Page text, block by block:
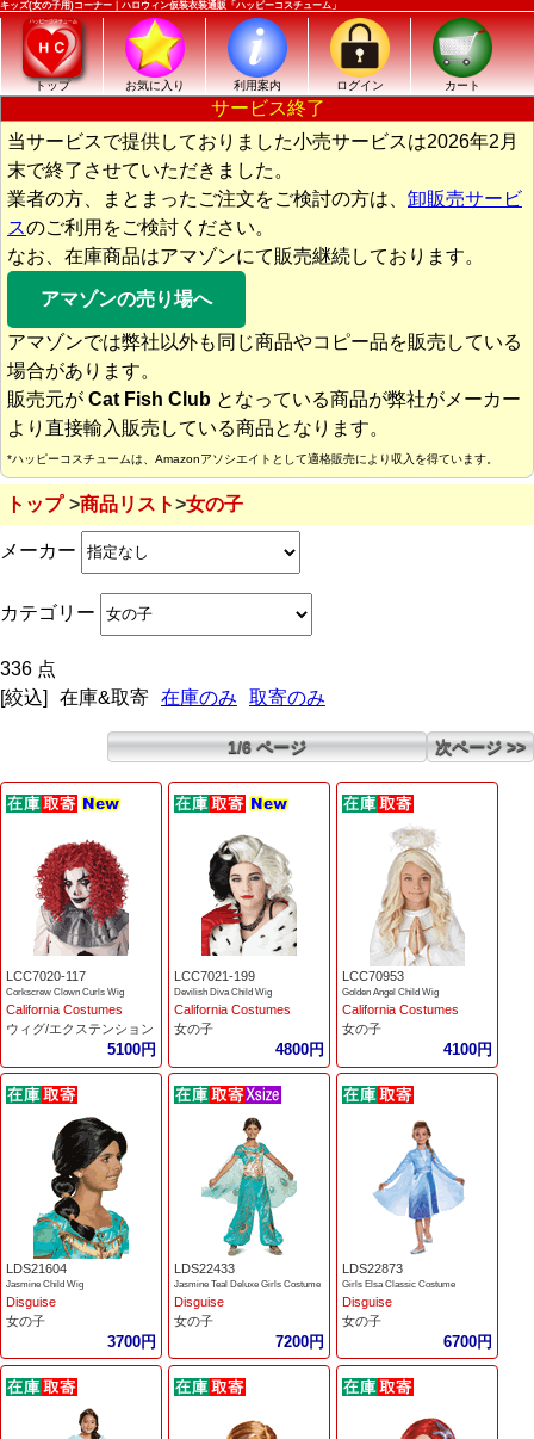
キッズ(女の子用)コーナー｜ハロウィン仮装衣装通販「ハッピーコスチューム」
トップ お気に入り 利用案内 ログイン カート
サービス終了
当サービスで提供しておりました小売サービスは2026年2月
末で終了させていただきました。
業者の方、まとまったご注文をご検討の方は、 卸販売サービ
スのご利用をご検討ください。
なお、在庫商品はアマゾンにて販売継続しております。
アマゾンの売り場へ
アマゾンでは弊社以外も同じ商品やコピー品を販売している
場合があります。
販売元が Cat Fish Club となっている商品が弊社がメーカー
より直接輸入販売している商品となります。
*ハッピーコスチュームは、Amazonアソシエイトとして適格販売により収入を得ています。
トップ 商品リスト 女の子
メーカー
カテゴリー
336 点
[絞込]
在庫&取寄 在庫のみ 取寄のみ
1/6 ページ 次ページ >>
LCC7020-117
Corkscrew Clown Curls Wig
California Costumes
ウィグ/エクステンション
5100円
LCC7021-199
Devilish Diva Child Wig
California Costumes
女の子
4800円
LCC70953
Golden Angel Child Wig
California Costumes
女の子
4100円
LDS21604
Jasmine Child Wig
Disguise
女の子
3700円
LDS22433
Jasmine Teal Deluxe Girls Costume
Disguise
女の子
7200円
LDS22873
Girls Elsa Classic Costume
Disguise
女の子
6700円